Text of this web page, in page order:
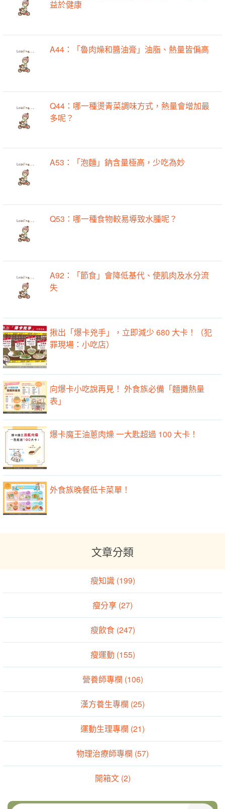
益於健康
A44：「魯肉燥和醬油膏」油脂、熱量皆偏高
Q44：哪一種燙青菜調味方式，熱量會增加最
多呢？
A53：「泡麵」鈉含量極高，少吃為妙
Q53：哪一種食物較易導致水腫呢？
A92：「節食」會降低基代、使肌肉及水分流
失
揪出「爆卡兇手」，立即減少 680 大卡！（犯
罪現場：小吃店）
向爆卡小吃說再見！ 外食族必備「麵攤熱量
表」
爆卡魔王油蔥肉燥 一大匙超過 100 大卡！
外食族晚餐低卡菜單！
文章分類
瘦知識 (199)
瘦分享 (27)
瘦飲食 (247)
瘦運動 (155)
營養師專欄 (106)
漢方養生專欄 (25)
運動生理專欄 (21)
物理治療師專欄 (57)
開箱文 (2)